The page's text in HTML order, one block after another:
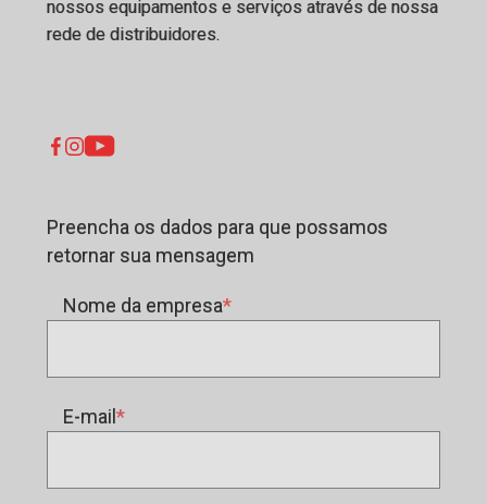
nossos equipamentos e serviços através de nossa
rede de distribuidores.
Preencha os dados para que possamos
retornar sua mensagem
Nome da empresa
E-mail